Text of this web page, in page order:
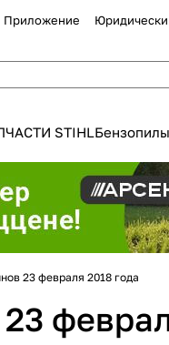
Приложение
STIHLБензопилы
23 февраля 2018 года
клиентов всех банков
оплату
частибез